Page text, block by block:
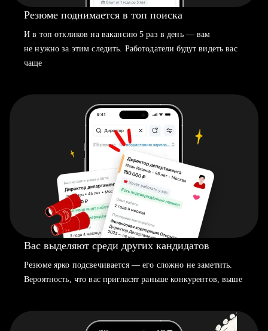
Резюме поднимается в топ поиска
И в топ откликов на вакансию 5 раз в день — вам
не нужно за этим следить. Работодатели будут видеть вас
чаще
Вас выделяют среди других кандидатов
Резюме ярко подсвечивается — его сложно не заметить.
Вероятность, что вас пригласят раньше конкурентов, выше